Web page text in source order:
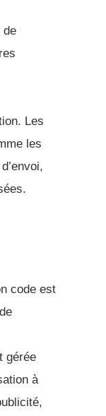
de
Les
les
code est
gérée
à